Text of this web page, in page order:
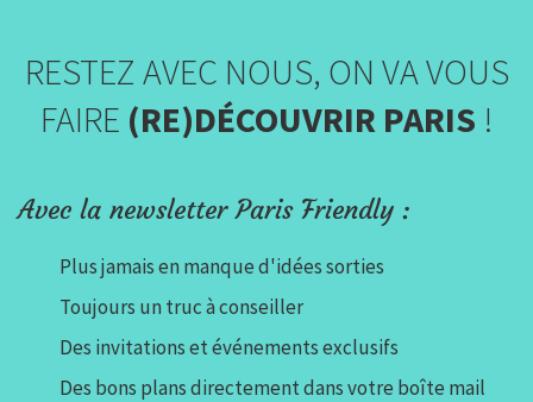
RESTEZ AVEC NOUS, ON VA VOUS
FAIRE (RE)DÉCOUVRIR PARIS !
Avec la newsletter Paris Friendly :
Plus jamais en manque d'idées sorties
Toujours un truc à conseiller
Des invitations et événements exclusifs
Des bons plans directement dans votre boîte mail